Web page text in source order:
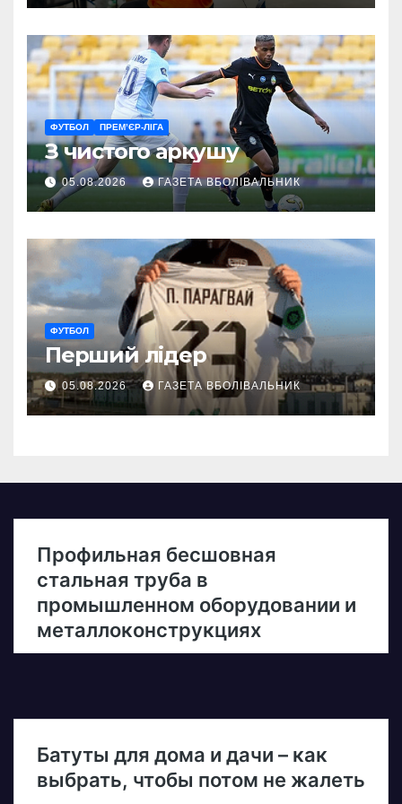
ветеранам
ФУТБОЛ ПРЕМ’ЄР-ЛІГА
З чистого аркушу
05.08.2026 ГАЗЕТА ВБОЛІВАЛЬНИК
ФУТБОЛ
Перший лідер
05.08.2026 ГАЗЕТА ВБОЛІВАЛЬНИК